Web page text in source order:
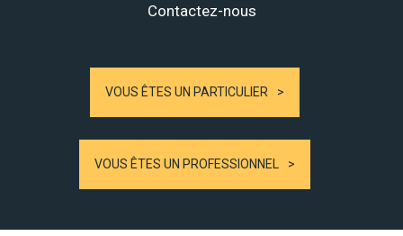
Contactez-nous
VOUS ÊTES UN PARTICULIER
VOUS ÊTES UN PROFESSIONNEL